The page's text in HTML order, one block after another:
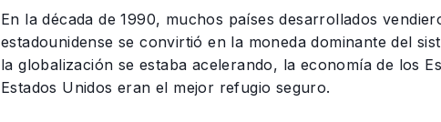
En la década de 1990, muchos países desarrollados
estadounidense se convirtió en la moneda dominante del
la globalización se estaba acelerando, la economía de los
Estados Unidos eran el mejor refugio seguro.